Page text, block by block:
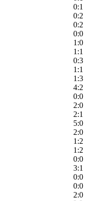
0:1
0:2
0:2
0:0
1:0
1:1
0:3
1:1
1:3
4:2
0:0
2:0
2:1
5:0
2:0
1:2
1:2
0:0
3:1
0:0
0:0
2:0